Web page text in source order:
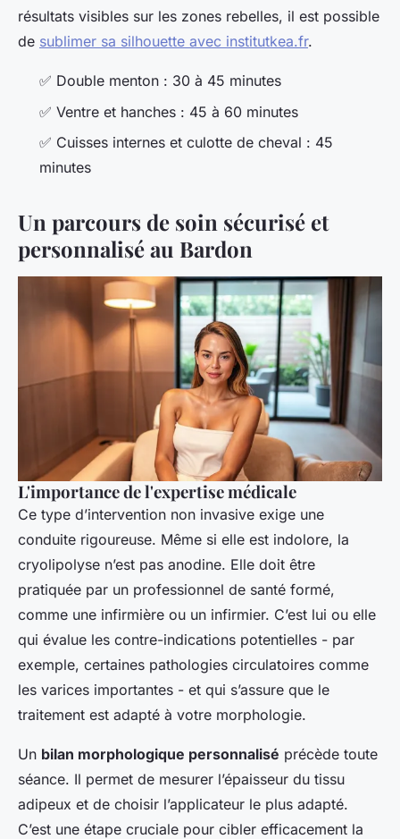
résultats visibles sur les zones rebelles, il est possible
de sublimer sa silhouette avec institutkea.fr.
✅ Double menton : 30 à 45 minutes
✅ Ventre et hanches : 45 à 60 minutes
✅ Cuisses internes et culotte de cheval : 45
minutes
Un parcours de soin sécurisé et
personnalisé au Bardon
L'importance de l'expertise médicale
Ce type d’intervention non invasive exige une
conduite rigoureuse. Même si elle est indolore, la
cryolipolyse n’est pas anodine. Elle doit être
pratiquée par un professionnel de santé formé,
comme une infirmière ou un infirmier. C’est lui ou elle
qui évalue les contre-indications potentielles - par
exemple, certaines pathologies circulatoires comme
les varices importantes - et qui s’assure que le
traitement est adapté à votre morphologie.
Un bilan morphologique personnalisé précède toute
séance. Il permet de mesurer l’épaisseur du tissu
adipeux et de choisir l’applicateur le plus adapté.
C’est une étape cruciale pour cibler efficacement la